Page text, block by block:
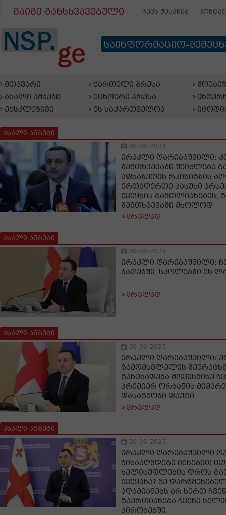
გაიგე განსხვავებული ჩვენ შესახებ
საინფორმაციო-
მთავარი
ახალი ამბები
ექსკლუზივი
ქართული პრესა
უცხოური პრესა
ეს საქართველოა
ახალი ამბები
30-06-2023
ირაკლი ღარიბაშვილი:
შემთხვევაში შეიძლება
აფხაზეთის რკინიგზის
ერთადერთი პასუხი
ქვეყნის გამთლიანების,
შემთხვევაში მხოლოდ
ვრცლად
ახალი ამბები
30-06-2023
ირაკლი ღარიბაშვილი:
ბაღებში, სკოლებში ეს
ვრცლად
ახალი ამბები
30-06-2023
ირაკლი ღარიბაშვილი:
გამომსვლელის
განცხადება მოვისმინე
პრემიერ ორბანის
დასაგმობი ფაქტი
ვრცლად
ახალი ამბები
30-06-2023
ირაკლი ღარიბაშვილი
წინააღმდეგი იქნებით
ხელისუფლების დროს
ქვეყანა? მე
ადამიანებს არ სურთ
გაერთიანება ჩვენი
პირობებში